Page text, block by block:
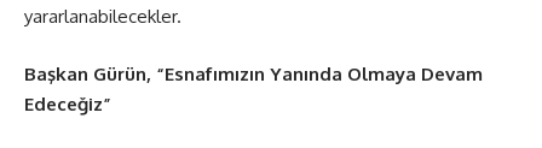
yararlanabilecekler.
Başkan Gürün, “Esnafımızın Yanında Olmaya Devam
Edeceğiz”